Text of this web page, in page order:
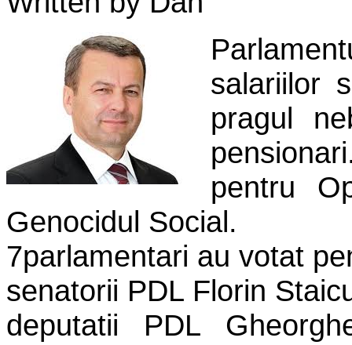
salariilor
pragul
pentru
Genocidul Social.
7parlamentari au votat
senatorii PDL Florin
deputatii PDL